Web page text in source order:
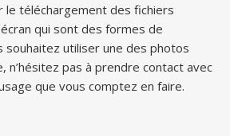
le téléchargement des fichiers
qui sont des formes de
souhaitez utiliser une des photos
n’hésitez pas à prendre contact avec
que vous comptez en faire.